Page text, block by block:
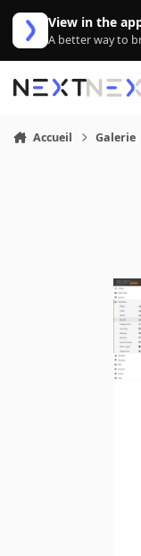
Aller au contenu
View in the
A better way to
Accueil Galerie